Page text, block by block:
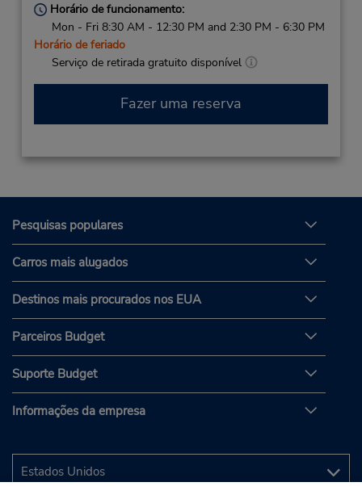
Horário de funcionamento:
Mon - Fri 8:30 AM - 12:30 PM and 2:30 PM - 6:30 PM
Horário de feriado
Serviço de retirada gratuito disponível
Fazer uma reserva
Pesquisas populares
Carros mais alugados
Destinos mais procurados nos EUA
Parceiros Budget
Suporte Budget
Informações da empresa